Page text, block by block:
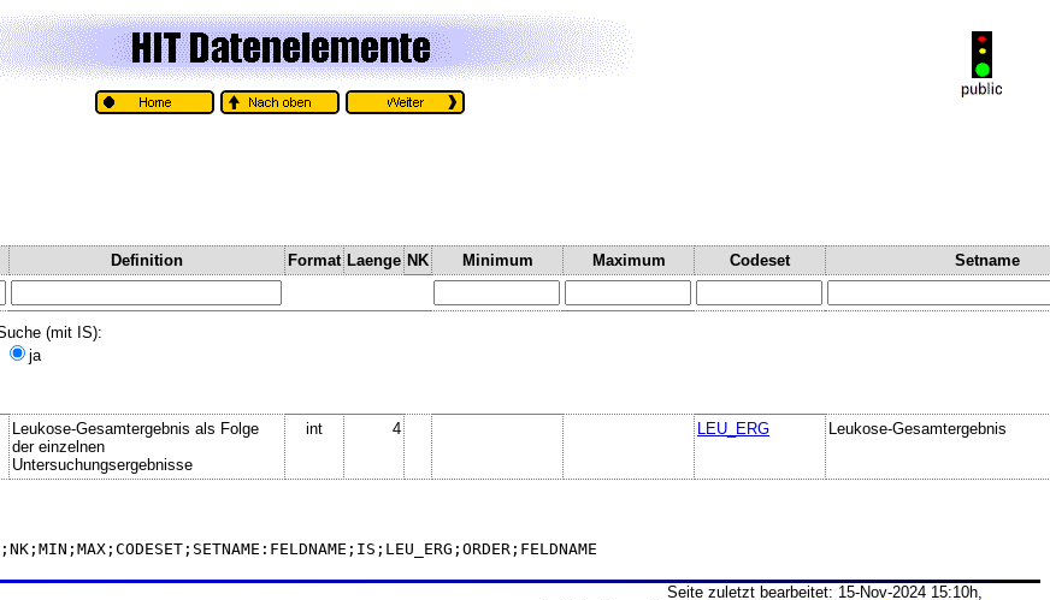
Definition Format Laenge NK Minimum Maximum Codeset Setname
(mit IS):
ja
Leukose-Gesamtergebnis als Folge
der einzelnen
Untersuchungsergebnisse
int 4 LEU_ERG Leukose-Gesamtergebnis
Seite zuletzt bearbeitet: 15-Nov-2024 15:10h,